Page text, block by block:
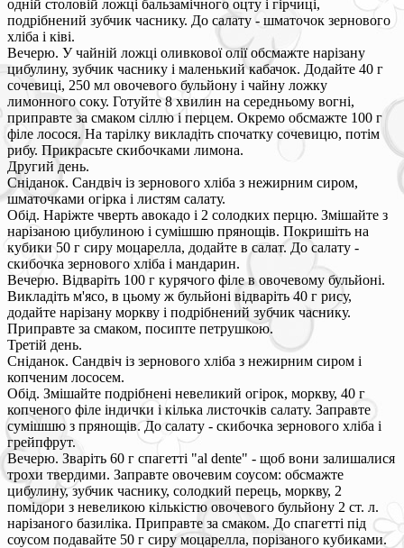
одній столовій ложці бальзамічного оцту і гірчиці,
подрібнений зубчик часнику. До салату - шматочок зернового
хліба і ківі.
Вечерю. У чайній ложці оливкової олії обсмажте нарізану
цибулину, зубчик часнику і маленький кабачок. Додайте 40 г
сочевиці, 250 мл овочевого бульйону і чайну ложку
лимонного соку. Готуйте 8 хвилин на середньому вогні,
приправте за смаком сіллю і перцем. Окремо обсмажте 100 г
філе лосося. На тарілку викладіть спочатку сочевицю, потім
рибу. Прикрасьте скибочками лимона.
Другий день.
Сніданок. Сандвіч із зернового хліба з нежирним сиром,
шматочками огірка і листям салату.
Обід. Наріжте чверть авокадо і 2 солодких перцю. Змішайте з
нарізаною цибулиною і сумішшю прянощів. Покришіть на
кубики 50 г сиру моцарелла, додайте в салат. До салату -
скибочка зернового хліба і мандарин.
Вечерю. Відваріть 100 г курячого філе в овочевому бульйоні.
Викладіть м'ясо, в цьому ж бульйоні відваріть 40 г рису,
додайте нарізану моркву і подрібнений зубчик часнику.
Приправте за смаком, посипте петрушкою.
Третій день.
Сніданок. Сандвіч із зернового хліба з нежирним сиром і
копченим лососем.
Обід. Змішайте подрібнені невеликий огірок, моркву, 40 г
копченого філе індички і кілька листочків салату. Заправте
сумішшю з прянощів. До салату - скибочка зернового хліба і
грейпфрут.
Вечерю. Зваріть 60 г спагетті "al dente" - щоб вони залишалися
трохи твердими. Заправте овочевим соусом: обсмажте
цибулину, зубчик часнику, солодкий перець, моркву, 2
помідори з невеликою кількістю овочевого бульйону 2 ст. л.
нарізаного базиліка. Приправте за смаком. До спагетті під
соусом подавайте 50 г сиру моцарелла, порізаного кубиками.